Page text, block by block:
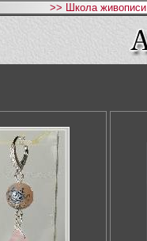
>> Школа